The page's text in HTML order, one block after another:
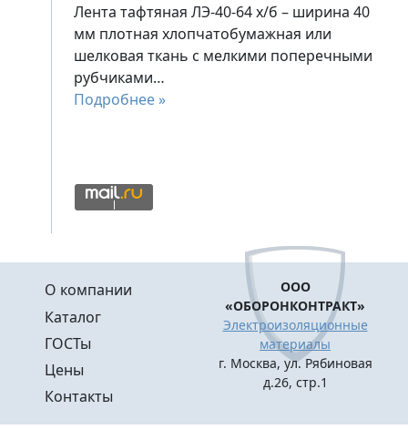
Лента тафтяная ЛЭ-40-64 х/б – ширина 40
мм плотная хлопчатобумажная или
шелковая ткань с мелкими поперечными
рубчиками…
Подробнее »
Меню в подвале
О компании
Каталог
ГОСТы
Цены
Контакты
ООО
«ОБОРОНКОНТРАКТ»
Электроизоляционные
материалы
г. Москва, ул. Рябиновая
д.26, стр.1